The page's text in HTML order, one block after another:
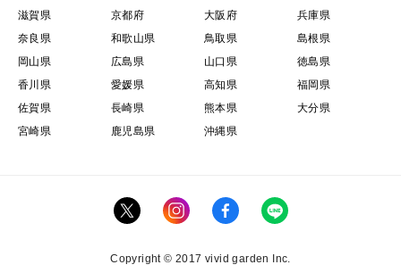
滋賀県
京都府 大阪府
兵庫県
奈良県
和歌山県 鳥取県
島根県
岡山県
広島県 山口県
徳島県
香川県
愛媛県 高知県
福岡県
佐賀県
長崎県 熊本県
大分県
宮崎県
鹿児島県 沖縄県
Copyright © 2017 vivid garden Inc.